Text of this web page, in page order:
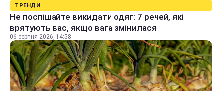
ТРЕНДИ
Не поспішайте викидати одяг: 7 речей, які
врятують вас, якщо вага змінилася
06 серпня 2026, 14:58